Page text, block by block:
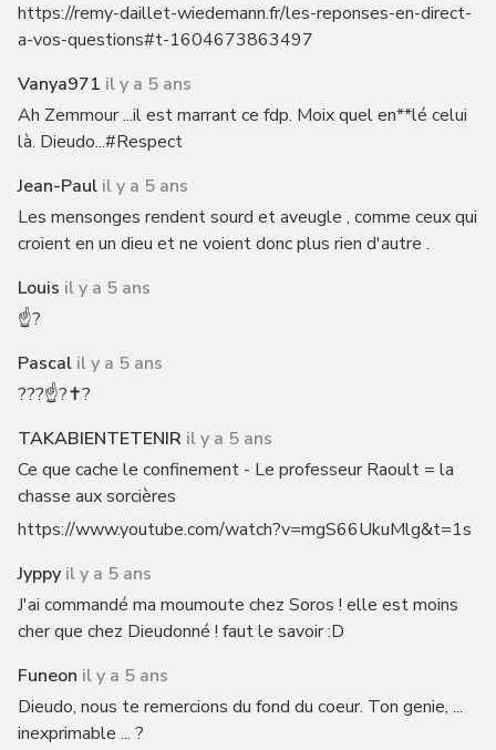
https://remy-daillet-wiedemann.fr/les-reponses-en-direct-
a-vos-questions#t-1604673863497
Vanya971 il y a 5 ans
Ah Zemmour ...il est marrant ce fdp. Moix quel en**lé celui
là. Dieudo...#Respect
Jean-Paul il y a 5 ans
Les mensonges rendent sourd et aveugle , comme ceux qui
croient en un dieu et ne voient donc plus rien d'autre .
Louis il y a 5 ans
☝️?
Pascal il y a 5 ans
???☝️?✝️?
TAKABIENTETENIR il y a 5 ans
Ce que cache le confinement - Le professeur Raoult = la
chasse aux sorcières
https://www.youtube.com/watch?v=mgS66UkuMlg&t=1s
Jyppy il y a 5 ans
J'ai commandé ma moumoute chez Soros ! elle est moins
cher que chez Dieudonné ! faut le savoir :D
Funeon il y a 5 ans
Dieudo, nous te remercions du fond du coeur. Ton genie, ...
inexprimable ... ?